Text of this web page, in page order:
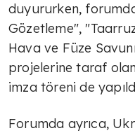
duyururken,
Gözetleme",
Hava ve Füze
projelerine taraf
imza töreni de
Forumda ayrıca,